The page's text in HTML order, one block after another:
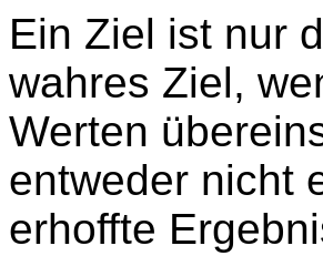
Ein Ziel ist nur
wahres Ziel,
Werten
entweder nicht
erhoffte